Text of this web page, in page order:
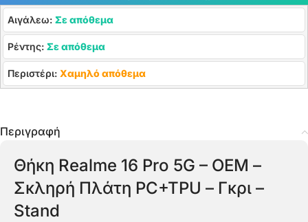
Αιγάλεω: Σε απόθεμα
Ρέντης: Σε απόθεμα
Περιστέρι: Χαμηλό απόθεμα
Περιγραφή
Θήκη Realme 16 Pro 5G – OEM –
Σκληρή Πλάτη PC+TPU – Γκρι –
Stand